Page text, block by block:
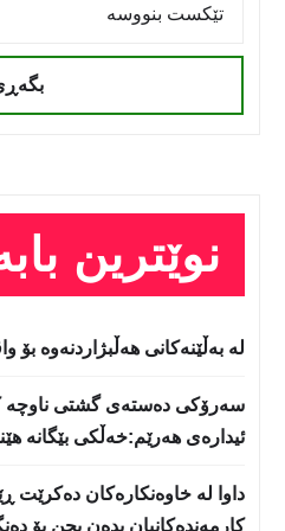
نوێترین
لە بەڵێنەکانی هەڵبژاردنەوە بۆ
سه‌رۆكی دەستەی گشتی ناوچە
ئیدارەی هەرێم:خه‌ڵكی بێگانه‌
داوا لە خاوەنکارەکان دەکرێت
کارمەندەکانیان بدەن بچن بۆ